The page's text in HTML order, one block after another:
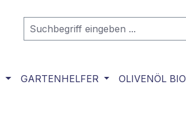
GARTENHELFER OLIVENÖL BIO